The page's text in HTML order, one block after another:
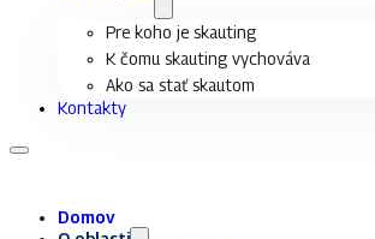
Pre koho je skauting
K čomu skauting vychováva
Ako sa stať skautom
Kontakty
Domov